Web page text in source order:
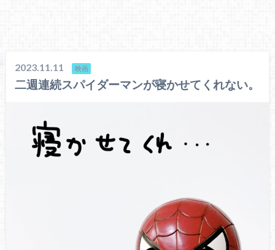
2023.11.11 映画
二週連続スパイダーマンが寝かせてくれない。